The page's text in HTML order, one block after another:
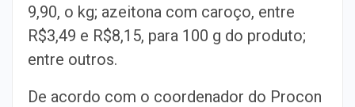
9,90, o kg; azeitona com caroço, entre
R$3,49 e R$8,15, para 100 g do produto;
entre outros.
De acordo com o coordenador do Procon